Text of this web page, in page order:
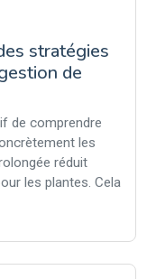
stratégies
de
de comprendre
les
réduit
les plantes. Cela